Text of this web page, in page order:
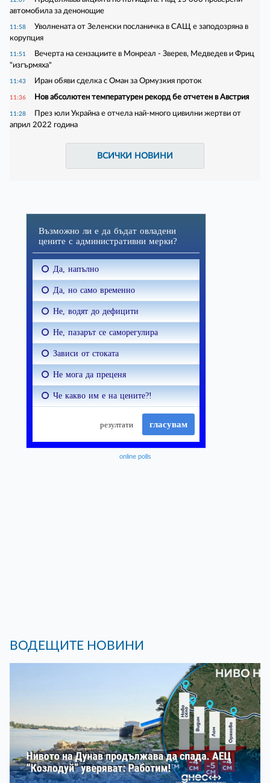
автомобила за денонощие
11:58
Уволнената от Зеленски посланичка в САЩ е заподозряна в
корупция
11:51
Вечерта на сензациите в Монреал - Зверев, Медведев и Фриц
"изгърмяха"
11:43 Иран обяви сделка с Оман за Ормузкия проток
11:36 Нов абсолютен температурен рекорд бе отчетен в Австрия
11:28
През юли Украйна е отчела най-много цивилни жертви от
април 2022 година
ВСИЧКИ НОВИНИ
online polls
ВОДЕЩИТЕ НОВИНИ